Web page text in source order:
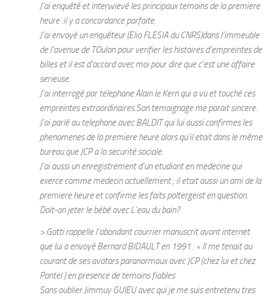
J’ai enquêté et interwievé les principaux temoins de la premiere
heure :il y a concordance parfaite.
J’ai envoyé un enquêteur (Elio FLESIA du CNRS)dans l’immeuble
de l’avenue de TOulon pour verifier les histoires d’empreintes de
billes et il est d’accord avec moi pour dire que c’est une affaire
serieuse.
J’ai interrogé par telephone Alain le Kern qui a vu et touché ces
empreintes extraordinaires.Son temoignage me parait sincere.
J’ai parlé au telephone avec BALDIT qui lui aussi confirmes les
phenomenes de la premiere heure alors qu’il etait dans le même
bureau que JCP a la securité sociale.
J’ai aussi un enregistrement d’un etudiant en medecine qui
exerce comme medecin actuellement ; il etait aussi un ami de la
premiere heure et confirme les faits poltergeist en question.
Doit-on jeter le bébé avec L’eau du bain?
> Gatti rappelle l’abondant courrier manuscrit avant internet
que lui a envoyé Bernard BIDAULT en 1991 : « Il me tenait au
courant de ses avatars paranormaux avec JCP (chez lui et chez
Pantel ) en presence de temoins fiables
Sans oublier Jimmuy GUIEU avec qui je me suis entretenu tres